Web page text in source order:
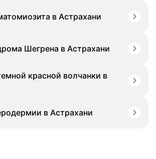
в Астрахани
Шегрена в Астрахани
красной волчанки в
в Астрахани